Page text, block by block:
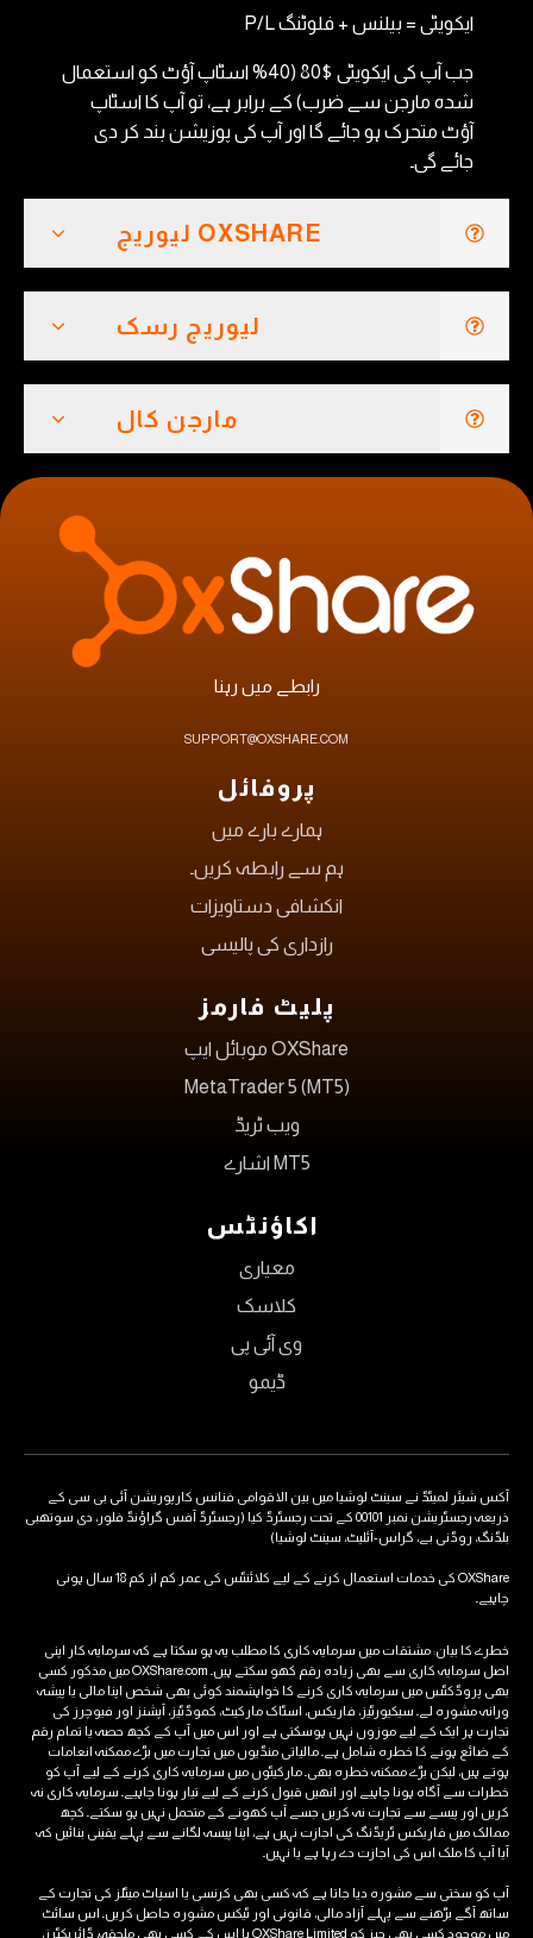
ایکویٹی = بیلنس + فلوٹنگ P/L
جب آپ کی ایکویٹی $80 (40% اسٹاپ آؤٹ کو استعمال
شدہ مارجن سے ضرب) کے برابر ہے، تو آپ کا اسٹاپ
آؤٹ متحرک ہو جائے گا اور آپ کی پوزیشن بند کر دی
جائے گی۔
OXSHARE لیوریج
لیوریج رسک
مارجن کال
رابطے میں رہنا
SUPPORT@OXSHARE.COM
پروفائل
ہمارے بارے میں
ہم سے رابطہ کریں۔
انکشافی دستاویزات
رازداری کی پالیسی
پلیٹ فارمز
OXShare موبائل ایپ
MetaTrader 5 (MT5)
ویب ٹریڈ
MT5 اشارے
اکاؤنٹس
معیاری
کلاسک
وی آئی پی
ڈیمو
آکس شیئر لمیٹڈ نے سینٹ لوشیا میں بین الاقوامی فنانس کارپوریشن آئی بی سی کے
ذریعہ رجسٹریشن نمبر 00101 کے تحت رجسٹرڈ کیا (رجسٹرڈ آفس گراؤنڈ فلور، دی سوتھبی
بلڈنگ، روڈنی بے، گراس-آئلیٹ، سینٹ لوشیا)
OXShare کی خدمات استعمال کرنے کے لیے کلائنٹس کی عمر کم از کم 18 سال ہونی
چاہیے۔
خطرے کا بیان: مشتقات میں سرمایہ کاری کا مطلب یہ ہو سکتا ہے کہ سرمایہ کار اپنی
اصل سرمایہ کاری سے بھی زیادہ رقم کھو سکتے ہیں۔ OXShare.com میں مذکور کسی
بھی پروڈکٹس میں سرمایہ کاری کرنے کا خواہشمند کوئی بھی شخص اپنا مالی یا پیشہ
ورانہ مشورہ لے۔ سیکیورٹیز، فاریکس، اسٹاک مارکیٹ، کموڈٹیز، آپشنز اور فیوچرز کی
تجارت ہر ایک کے لیے موزوں نہیں ہوسکتی ہے اور اس میں آپ کے کچھ حصہ یا تمام رقم
کے ضائع ہونے کا خطرہ شامل ہے۔ مالیاتی منڈیوں میں تجارت میں بڑے ممکنہ انعامات
ہوتے ہیں، لیکن بڑے ممکنہ خطرہ بھی۔ مارکیٹوں میں سرمایہ کاری کرنے کے لیے آپ کو
خطرات سے آگاہ ہونا چاہیے اور انھیں قبول کرنے کے لیے تیار ہونا چاہیے۔ سرمایہ کاری نہ
کریں اور پیسے سے تجارت نہ کریں جسے آپ کھونے کے متحمل نہیں ہو سکتے۔ کچھ
ممالک میں فاریکس ٹریڈنگ کی اجازت نہیں ہے، اپنا پیسہ لگانے سے پہلے یقینی بنائیں کہ
آیا آپ کا ملک اس کی اجازت دے رہا ہے یا نہیں۔
آپ کو سختی سے مشورہ دیا جاتا ہے کہ کسی بھی کرنسی یا اسپاٹ میٹلز کی تجارت کے
ساتھ آگے بڑھنے سے پہلے آزاد مالی، قانونی اور ٹیکس مشورہ حاصل کریں۔ اس سائٹ
میں موجود کسی بھی چیز کو OXShare Limited یا اس کے کسی بھی ملحقہ، ڈائریکٹرز،